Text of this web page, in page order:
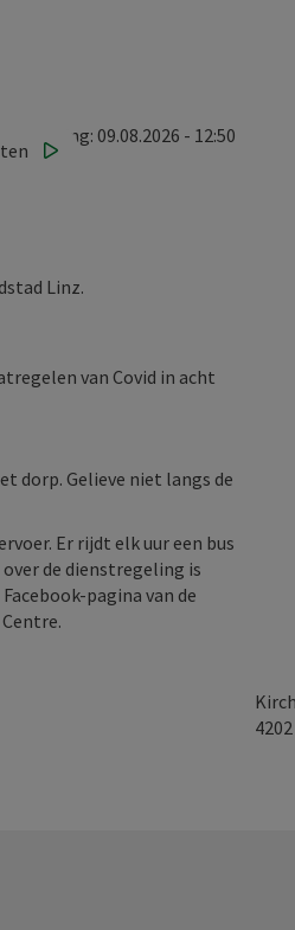
09.08.2026 - 12:50
Linz.
van Covid in acht
dorp. Gelieve niet langs de
Er rijdt elk uur een bus
de dienstregeling is
pagina van de
4202